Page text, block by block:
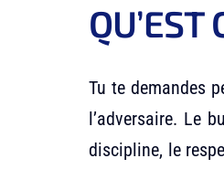
QU’EST
Tu te demandes
l’adversaire. Le
discipline, le